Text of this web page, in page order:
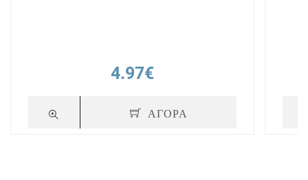
4.97€
ΑΓΟΡΑ